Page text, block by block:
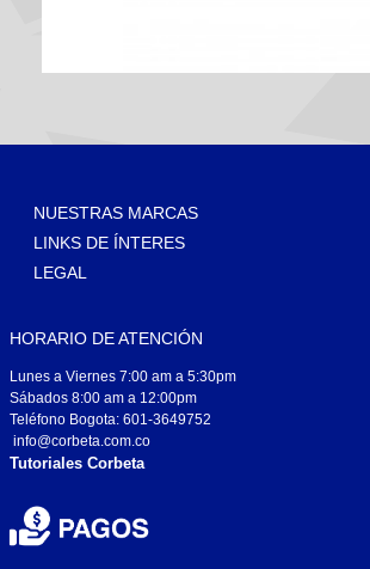
NUESTRAS MARCAS
LINKS DE ÍNTERES
LEGAL
HORARIO DE ATENCIÓN
Lunes a Viernes 7:00 am a 5:30pm
Sábados 8:00 am a 12:00pm
Teléfono Bogota: 601-3649752
info@corbeta.com.co
Tutoriales Corbeta